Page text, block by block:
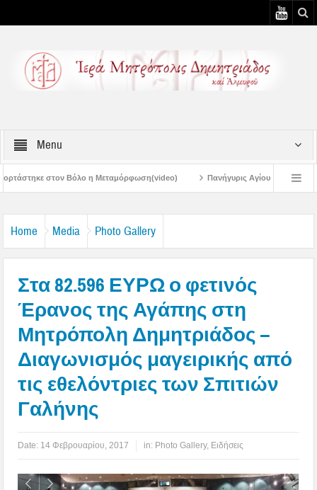
Menu
η Μεταμόρφωση(video) Πανήγυρις Αγίου Καλλινίκου Μητροπολίτου
Home Media Photo Gallery
Στα 82.596 ΕΥΡΩ ο φετινός
Έρανος της Αγάπης στη
Μητρόπολη Δημητριάδος –
Διαγωνισμός μαγειρικής από
τις εθελόντριες των Σπιτιών
Γαλήνης
Date: 14 Φεβρουαρίου, 2017 in: Photo Gallery, Ειδήσεις